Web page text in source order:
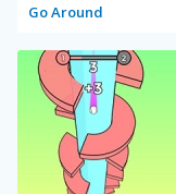
Go Around